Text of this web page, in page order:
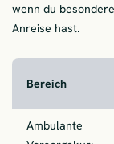
wenn du
Anreise hast.
Bereich
Ambulante